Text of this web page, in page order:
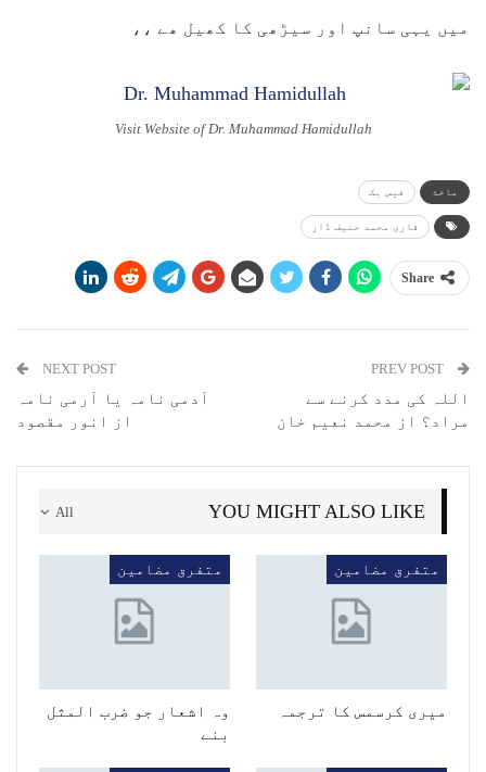
میں یہی سانپ اور سیڑھی کا کھیل ھے ،،
Visit Website of Dr. Muhammad Hamidullah
ماخذ فیس بک
قاری محمد حنیف ڈار
Share
اللہ کی مدد کرنے سے
مراد؟ از محمد نعیم خان
NEXT POST
آدمی نامہ یا آرمی نامہ
از انور مقصود
All YOU MIGHT ALSO LIKE
متفرق مضامین
میری کرسمس کا ترجمہ
متفرق مضامین
وہ اشعار جو ضرب المثل
بنے